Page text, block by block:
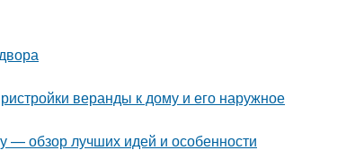
веранды к дому и его наружное
— обзор лучших идей и особенности